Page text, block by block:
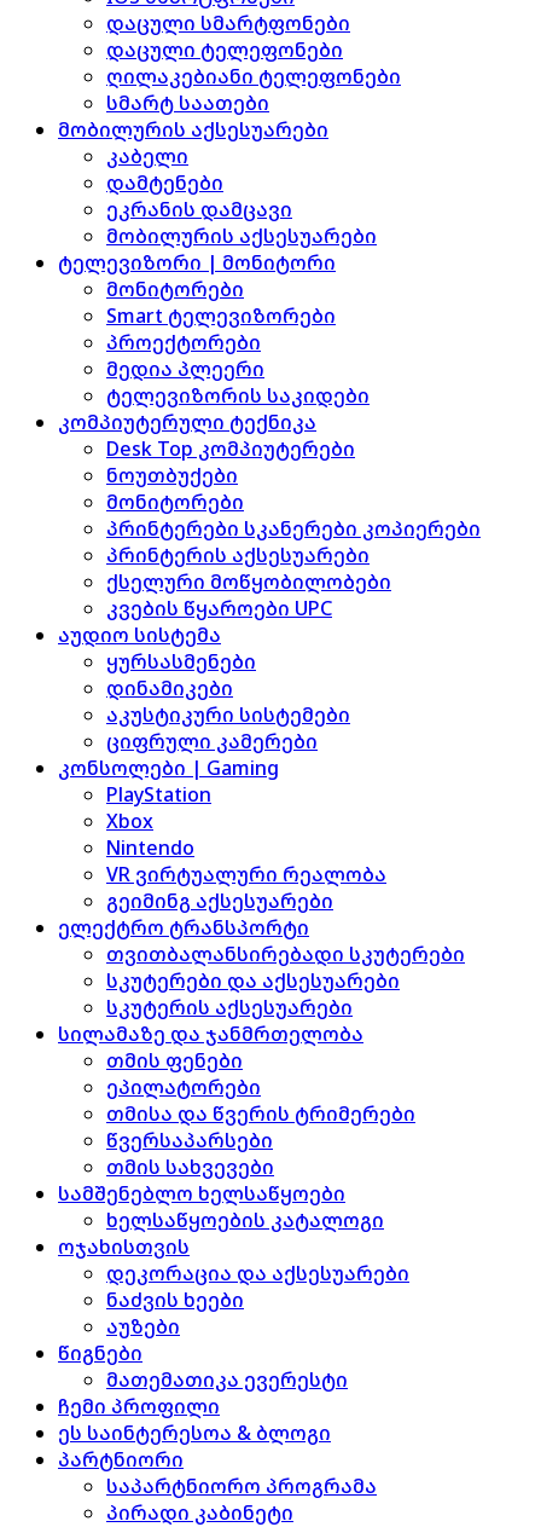
დაცული სმარტფონები
დაცული ტელეფონები
ღილაკებიანი ტელეფონები
სმარტ საათები
მობილურის აქსესუარები
კაბელი
დამტენები
ეკრანის დამცავი
მობილურის აქსესუარები
ტელევიზორი | მონიტორი
მონიტორები
Smart ტელევიზორები
პროექტორები
მედია პლეერი
ტელევიზორის საკიდები
კომპიუტერული ტექნიკა
Desk Top კომპიუტერები
ნოუთბუქები
მონიტორები
პრინტერები სკანერები კოპიერები
პრინტერის აქსესუარები
ქსელური მოწყობილობები
კვების წყაროები UPC
აუდიო სისტემა
ყურსასმენები
დინამიკები
აკუსტიკური სისტემები
ციფრული კამერები
კონსოლები | Gaming
PlayStation
Xbox
Nintendo
VR ვირტუალური რეალობა
გეიმინგ აქსესუარები
ელექტრო ტრანსპორტი
თვითბალანსირებადი სკუტერები
სკუტერები და აქსესუარები
სკუტერის აქსესუარები
სილამაზე და ჯანმრთელობა
თმის ფენები
ეპილატორები
თმისა და წვერის ტრიმერები
წვერსაპარსები
თმის სახვევები
სამშენებლო ხელსაწყოები
ხელსაწყოების კატალოგი
ოჯახისთვის
დეკორაცია და აქსესუარები
ნაძვის ხეები
აუზები
წიგნები
მათემათიკა ევერესტი
ჩემი პროფილი
ეს საინტერესოა & ბლოგი
პარტნიორი
საპარტნიორო პროგრამა
პირადი კაბინეტი